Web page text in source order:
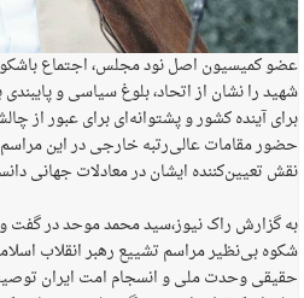
عضو کمیسیون اصل نود مجلس، اجتماع
شهید را نشان از اتحاد، بلوغ سیاسی و
برای آینده کشور و پشتوانه‌ای برای عبور از
حضور مقامات عالی‌رتبه خارجی در این مراسم
نقش تعیین‌کننده ایشان در معادلات جهانی
به گزارش راک نیوز،سید محمد موحد در گفت
شکوه بی‌نظیر مراسم تشییع رهبر انقلاب
حقیقی وحدت ملی و انسجام امت ایران